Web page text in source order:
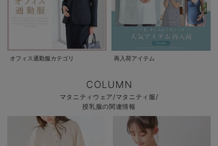
オフィス通勤服カテゴリ 再入荷アイテム
COLUMN
マタニティウェア/マタニティ服/
授乳服の関連情報